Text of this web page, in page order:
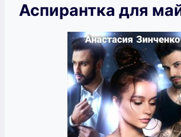
Аспирантка для